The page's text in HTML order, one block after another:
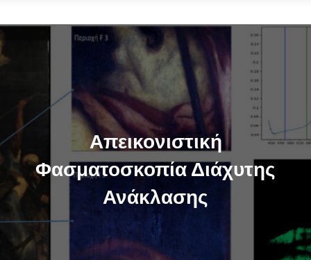
Απεικονιστική
Φασματοσκοπία Διάχυτης
Ανάκλασης